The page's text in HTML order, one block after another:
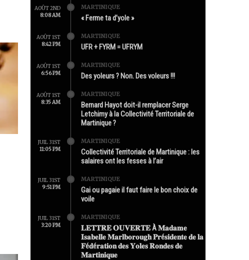
AOÛT 2ND
8:08 AM
MARTINIQUE
« Ferme ta d’yole »
AOÛT 1ST
8:42 PM
MARTINIQUE
UFR + FYRM = UFRYM
AOÛT 1ST
6:56 PM
MARTINIQUE
Des yoleurs ? Non. Des voleurs !!!
AOÛT 1ST
8:35 AM
MARTINIQUE
Bernard Hayot doit-il remplacer Serge
Letchimy à la Collectivité Territoriale de
Martinique ?
JUIL 31ST
11:05 PM
MARTINIQUE
Collectivité Territoriale de Martinique : les
salaires ont les fesses à l’air
JUIL 31ST
9:51 PM
MARTINIQUE
Gai ou pagaie il faut faire le bon choix de
voile
JUIL 31ST
3:20 PM
MARTINIQUE
𝐋𝐄𝐓𝐓𝐑𝐄 𝐎𝐔𝐕𝐄𝐑𝐓𝐄 À 𝐌𝐚𝐝𝐚𝐦𝐞
𝐈𝐬𝐚𝐛𝐞𝐥𝐥𝐞 𝐌𝐚𝐫𝐥𝐛𝐨𝐫𝐨𝐮𝐠𝐡 𝐏𝐫é𝐬𝐢𝐝𝐞𝐧𝐭𝐞 𝐝𝐞 𝐥𝐚
𝐅é𝐝é𝐫𝐚𝐭𝐢𝐨𝐧 𝐝𝐞𝐬 𝐘𝐨𝐥𝐞𝐬 𝐑𝐨𝐧𝐝𝐞𝐬 𝐝𝐞
𝐌𝐚𝐫𝐭𝐢𝐧𝐢𝐪𝐮𝐞